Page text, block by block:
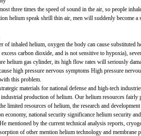
three times the speed of sound in the air, so people
helium speak shrill thin air, men will suddenly become a
of inhaled helium, oxygen the body can cause substituted
carbon dioxide, and is not sensitive to hypoxia),
helium gas cylinder, its high flow rates will seriously
high pressure nervous symptoms High pressure
this problem.
materials for national defense and high-tech
industrial production of helium. Our helium resources
limited resources of helium, the research and
economy, national security significance helium security
mentioned by the current technical analysis reports,
of other mention helium technology and membrane